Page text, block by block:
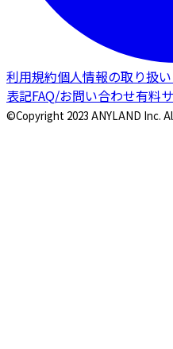
利用規約個人情報の取り扱
表記FAQ/お問い合わせ有料
©Copyright 2023 ANYLAND Inc.